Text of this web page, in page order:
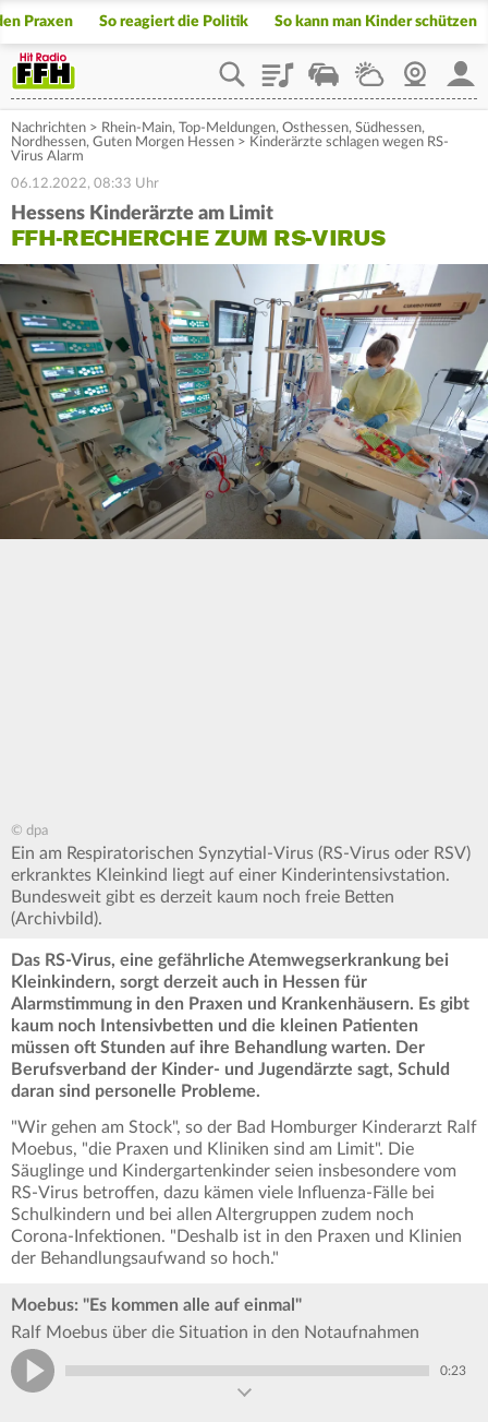
Praxen So reagiert die Politik So kann man Kinder schützen
PlaylistStaupilotWetterWebcam
Nachrichten > Rhein-Main, Top-Meldungen, Osthessen, Südhessen,
Nordhessen, Guten Morgen Hessen > Kinderärzte schlagen wegen RS-
Virus Alarm
06.12.2022, 08:33 Uhr
Hessens Kinderärzte am Limit
FFH-RECHERCHE ZUM RS-VIRUS
© dpa
Ein am Respiratorischen Synzytial-Virus (RS-Virus oder RSV)
erkranktes Kleinkind liegt auf einer Kinderintensivstation.
Bundesweit gibt es derzeit kaum noch freie Betten
(Archivbild).
Das RS-Virus, eine gefährliche Atemwegserkrankung bei
Kleinkindern, sorgt derzeit auch in Hessen für
Alarmstimmung in den Praxen und Krankenhäusern. Es gibt
kaum noch Intensivbetten und die kleinen Patienten
müssen oft Stunden auf ihre Behandlung warten. Der
Berufsverband der Kinder- und Jugendärzte sagt, Schuld
daran sind personelle Probleme.
"Wir gehen am Stock", so der Bad Homburger Kinderarzt Ralf
Moebus, "die Praxen und Kliniken sind am Limit". Die
Säuglinge und Kindergartenkinder seien insbesondere vom
RS-Virus betroffen, dazu kämen viele Influenza-Fälle bei
Schulkindern und bei allen Altergruppen zudem noch
Corona-Infektionen. "Deshalb ist in den Praxen und Klinien
der Behandlungsaufwand so hoch."
Moebus: "Es kommen alle auf einmal"
Ralf Moebus über die Situation in den Notaufnahmen
0:23